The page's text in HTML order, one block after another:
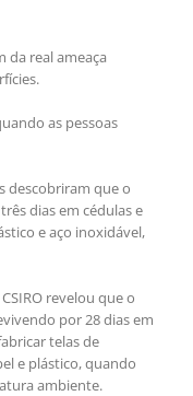
da real ameaça
as pessoas
descobriram que o
dias em cédulas e
e aço inoxidável,
revelou que o
por 28 dias em
telas de
e plástico, quando
ambiente.